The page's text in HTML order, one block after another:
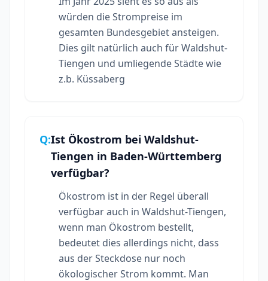
würden die Strompreise im
gesamten Bundesgebiet ansteigen.
Dies gilt natürlich auch für Waldshut-
Tiengen und umliegende Städte wie
z.b. Küssaberg
Q:Ist Ökostrom bei Waldshut-
Tiengen in Baden-Württemberg
verfügbar?
Ökostrom ist in der Regel überall
verfügbar auch in Waldshut-Tiengen,
wenn man Ökostrom bestellt,
bedeutet dies allerdings nicht, dass
aus der Steckdose nur noch
ökologischer Strom kommt. Man